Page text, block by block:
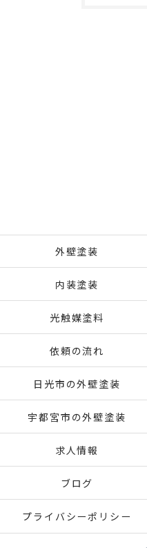
外壁塗装
内装塗装
光触媒塗料
依頼の流れ
日光市の外壁塗装
宇都宮市の外壁塗装
求人情報
ブログ
プライバシーポリシー